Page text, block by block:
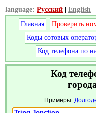
language: Русский
English
Главная
Проверить
Коды сотовых
Код телефона по
Код
Примеры: